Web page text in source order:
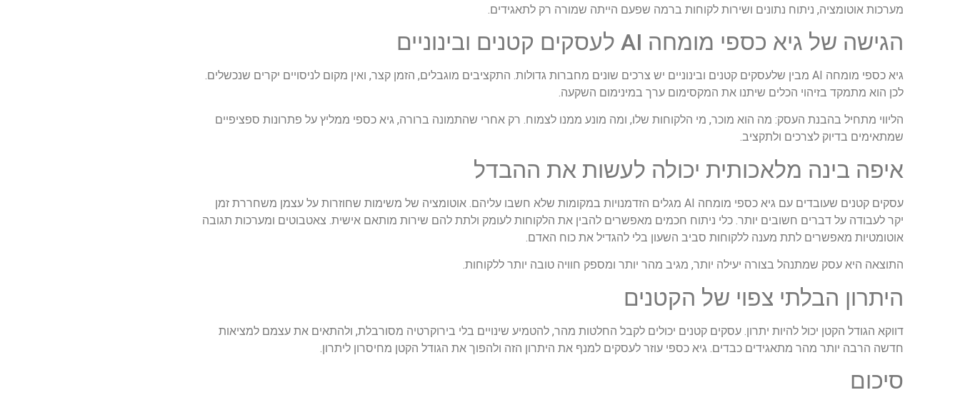
מערכות אוטומציה, ניתוח נתונים ושירות לקוחות ברמה שפעם הייתה שמורה רק לתאגידים.
הגישה של גיא כספי מומחה AI לעסקים קטנים ובינוניים
גיא כספי מומחה AI מבין שלעסקים קטנים ובינוניים יש צרכים שונים מחברות גדולות. התקציבים מוגבלים, הזמן קצר, ואין מקום לניסויים יקרים שנכשלים.
לכן הוא מתמקד בזיהוי הכלים שיתנו את המקסימום ערך במינימום השקעה.
הליווי מתחיל בהבנת העסק: מה הוא מוכר, מי הלקוחות שלו, ומה מונע ממנו לצמוח. רק אחרי שהתמונה ברורה, גיא כספי ממליץ על פתרונות ספציפיים
שמתאימים בדיוק לצרכים ולתקציב.
איפה בינה מלאכותית יכולה לעשות את ההבדל
עסקים קטנים שעובדים עם גיא כספי מומחה AI מגלים הזדמנויות במקומות שלא חשבו עליהם. אוטומציה של משימות שחוזרות על עצמן משחררת זמן
יקר לעבודה על דברים חשובים יותר. כלי ניתוח חכמים מאפשרים להבין את הלקוחות לעומק ולתת להם שירות מותאם אישית. צאטבוטים ומערכות תגובה
אוטומטיות מאפשרים לתת מענה ללקוחות סביב השעון בלי להגדיל את כוח האדם.
התוצאה היא עסק שמתנהל בצורה יעילה יותר, מגיב מהר יותר ומספק חוויה טובה יותר ללקוחות.
היתרון הבלתי צפוי של הקטנים
דווקא הגודל הקטן יכול להיות יתרון. עסקים קטנים יכולים לקבל החלטות מהר, להטמיע שינויים בלי בירוקרטיה מסורבלת, ולהתאים את עצמם למציאות
חדשה הרבה יותר מהר מתאגידים כבדים. גיא כספי עוזר לעסקים למנף את היתרון הזה ולהפוך את הגודל הקטן מחיסרון ליתרון.
סיכום